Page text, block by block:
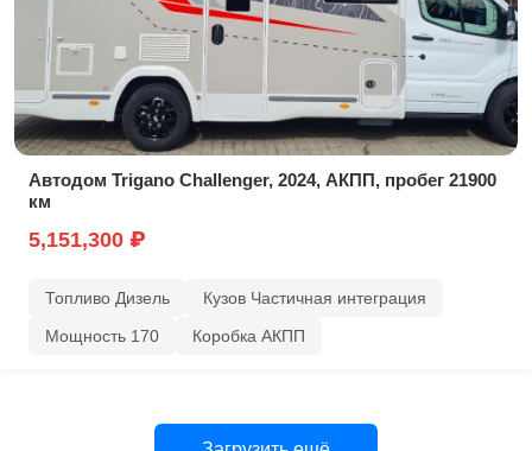
Автодом Trigano Challenger, 2024, АКПП, пробег 21900
км
5,151,300 ₽
Топливо Дизель
Кузов Частичная интеграция
Мощность 170
Коробка АКПП